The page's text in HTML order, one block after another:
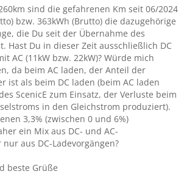
Km einen Durchschnittsverbrauch
an;
geladenen von der Renault-App
15,58 kWh pro 100km;
ca die Hälfte ist Autobahn zw.80kmh
und 120kmh Westautobahn;
max 100kmh in Gegend zw. Ybbs und
Pässe dabei - sehr
Topographie; Klimaanlage war
Grad; Einstellung generell auf ECO -
der Renault-App) = 351 kWh
der Abrechnungen Wien-Energie
E-WallBox) 363 kWh.
sind die gefahrenen Km seit 06/2024
bzw. 363kWh (Brutto) die dazugehörige
die Du seit der Übernahme des
Hast Du in dieser Zeit ausschließlich DC
AC (11kW bzw. 22kW)? Würde mich
da beim AC laden, der Anteil der
ist als beim DC laden (beim AC laden
ScenicE zum Einsatz, der Verluste beim
in den Gleichstrom produziert).
3,3% (zwischen 0 und 6%)
ein Mix aus DC- und AC-
aus DC-Ladevorgängen?
beste Grüße